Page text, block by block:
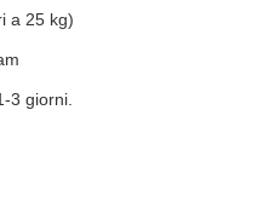
a 25 kg)
3 giorni.